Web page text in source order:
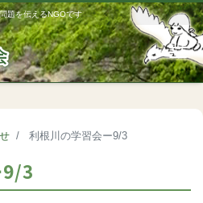
題を伝えるNGOです
利根川の学習会ー9/3
9/3